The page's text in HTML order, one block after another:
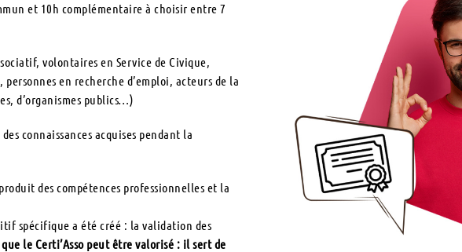
et 10h complémentaire à choisir entre 7
volontaires en Service de Civique,
en recherche d’emploi, acteurs de la
d’organismes publics…)
connaissances acquises pendant la
des compétences professionnelles et la
spécifique a été créé : la validation des
que le Certi’Asso peut être valorisé : il sert de